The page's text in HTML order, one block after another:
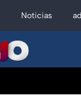
Noticias